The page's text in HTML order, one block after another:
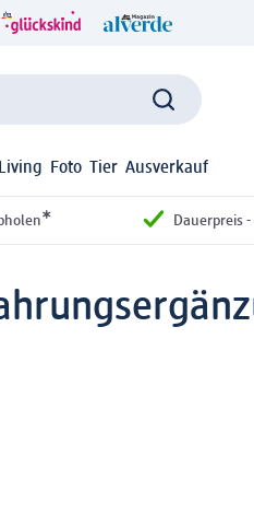
Foto Tier Ausverkauf
* Dauerpreis